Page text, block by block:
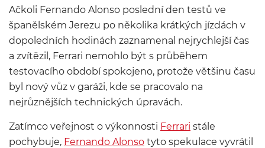
Ačkoli Fernando Alonso poslední den testů ve
španělském Jerezu po několika krátkých jízdách v
dopoledních hodinách zaznamenal nejrychlejší čas
a zvítězil, Ferrari nemohlo být s průběhem
testovacího období spokojeno, protože většinu času
byl nový vůz v garáži, kde se pracovalo na
nejrůznějších technických úpravách.
Zatímco veřejnost o výkonnosti Ferrari stále
pochybuje, Fernando Alonso tyto spekulace vyvrátil